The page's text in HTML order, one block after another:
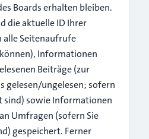
Boards erhalten bleiben.
die aktuelle ID Ihrer
alle Seitenaufrufe
Informationen
Beiträge (zur
gelesen/ungelesen; sofern
sind) sowie Informationen
Umfragen (sofern Sie
gespeichert. Ferner